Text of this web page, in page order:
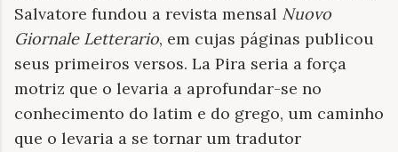
Salvatore fundou a revista mensal Nuovo
Giornale Letterario, em cujas páginas publicou
seus primeiros versos. La Pira seria a força
motriz que o levaria a aprofundar-se no
conhecimento do latim e do grego, um caminho
que o levaria a se tornar um tradutor